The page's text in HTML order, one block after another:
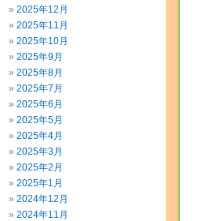
2025年12月
2025年11月
2025年10月
2025年9月
2025年8月
2025年7月
2025年6月
2025年5月
2025年4月
2025年3月
2025年2月
2025年1月
2024年12月
2024年11月